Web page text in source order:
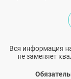
Вся информация
не заменяет